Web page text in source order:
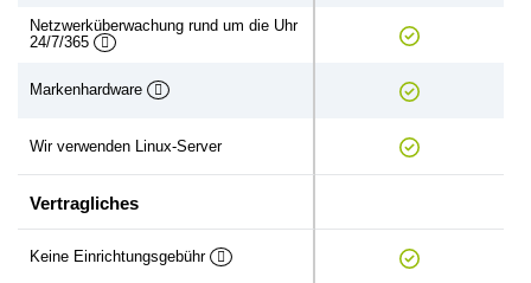
Netzwerküberwachung rund um die Uhr
24/7/365
Markenhardware
Wir verwenden Linux-Server
Vertragliches
Keine Einrichtungsgebühr